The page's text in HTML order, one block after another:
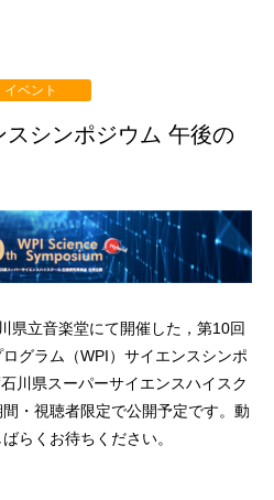
イベント
シンポジウム 午後の
県立音楽堂にて開催した，第10回
グラム（WPI）サイエンスシンポ
川県スーパーサイエンスハイスク
・視聴者限定で公開予定です。動
らくお待ちください。